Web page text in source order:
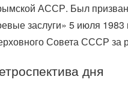
АССР. Был
заслуги» 5 июля
Совета СССР за
дня